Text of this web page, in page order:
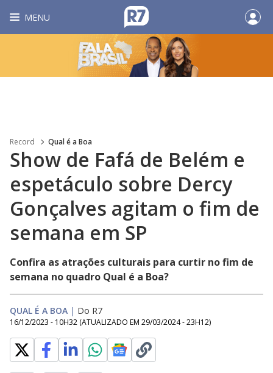
MENU
Record Qual é a Boa
Show de Fafá de Belém e
espetáculo sobre Dercy
Gonçalves agitam o fim de
semana em SP
Confira as atrações culturais para curtir no fim de
semana no quadro Qual é a Boa?
QUAL É A BOA | Do R7
16/12/2023 - 10H32 (ATUALIZADO EM 29/03/2024 - 23H12)